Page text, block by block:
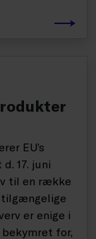
EU’s
17. juni
til en række
tilgængelige
er enige i
for,